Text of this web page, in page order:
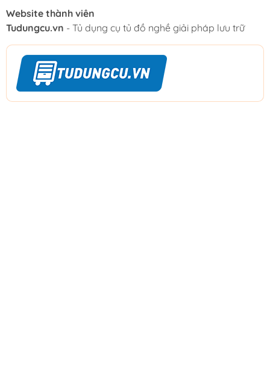
Website thành viên
Tudungcu.vn - Tủ dụng cụ tủ đồ nghề giải pháp lưu trữ